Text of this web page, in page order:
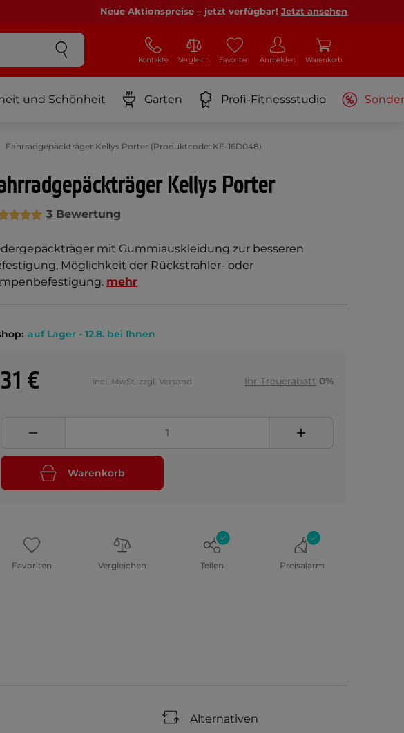
Neue Aktionspreise – jetzt verfügbar! Jetzt ansehen
Kontakte Vergleich Favoriten Anmelden Warenkorb
und Schönheit Garten Profi-Fitnessstudio
Fahrradgepäckträger Kellys Porter (Produktcode: KE-16D048)
Kellys Porter
3 Bewertung
mit Gummiauskleidung zur besseren
Möglichkeit der Rückstrahler- oder
mehr
auf Lager - 12.8. bei Ihnen
31 € incl. MwSt. zzgl. Versand Ihr Treuerabatt 0%
Warenkorb
Favoriten Vergleichen Teilen Preisalarm
Alternativen